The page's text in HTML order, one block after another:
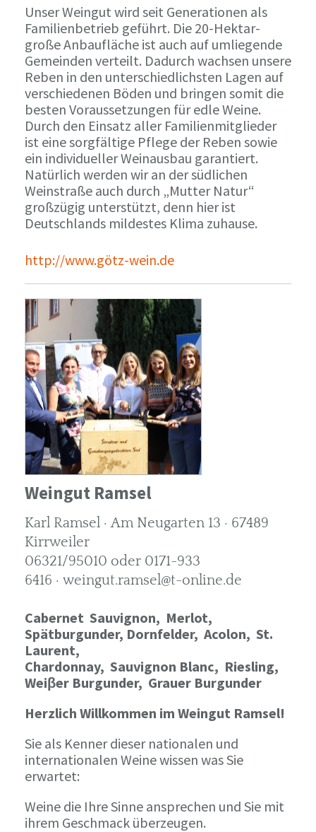
Unser Weingut wird seit Generationen als
Familienbetrieb geführt. Die 20-Hektar-
große Anbaufläche ist auch auf umliegende
Gemeinden verteilt. Dadurch wachsen unsere
Reben in den unterschiedlichsten Lagen auf
verschiedenen Böden und bringen somit die
besten Voraussetzungen für edle Weine.
Durch den Einsatz aller Familienmitglieder
ist eine sorgfältige Pflege der Reben sowie
ein individueller Weinausbau garantiert.
Natürlich werden wir an der südlichen
Weinstraße auch durch „Mutter Natur“
großzügig unterstützt, denn hier ist
Deutschlands mildestes Klima zuhause.
http://www.götz-wein.de
Weingut Ramsel
Karl Ramsel · Am Neugarten 13 · 67489
Kirrweiler
06321/95010 oder 0171-933
6416 · weingut.ramsel@t-online.de
Cabernet Sauvignon, Merlot,
Spätburgunder, Dornfelder, Acolon, St.
Laurent,
Chardonnay, Sauvignon Blanc, Riesling,
Weiβer Burgunder, Grauer Burgunder
Herzlich Willkommen im Weingut Ramsel!
Sie als Kenner dieser nationalen und
internationalen Weine wissen was Sie
erwartet:
Weine die Ihre Sinne ansprechen und Sie mit
ihrem Geschmack überzeugen.